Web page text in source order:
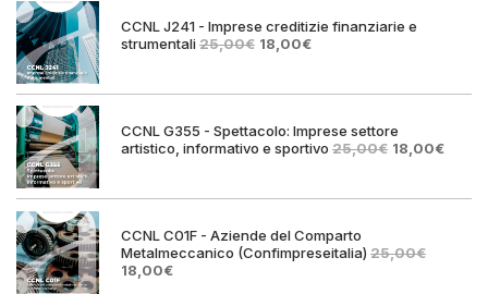
CCNL J241 - Imprese creditizie finanziarie e
strumentali25,00€ Il
era:
18,00€Il
è:
CCNL G355 - Spettacolo: Imprese settore
artistico, informativo e sportivo 25,00€ Il
era:
18,00€Il
è:
CCNL C01F - Aziende del Comparto
Metalmeccanico (Confimpreseitalia) 25,00€
Il18,00€Il